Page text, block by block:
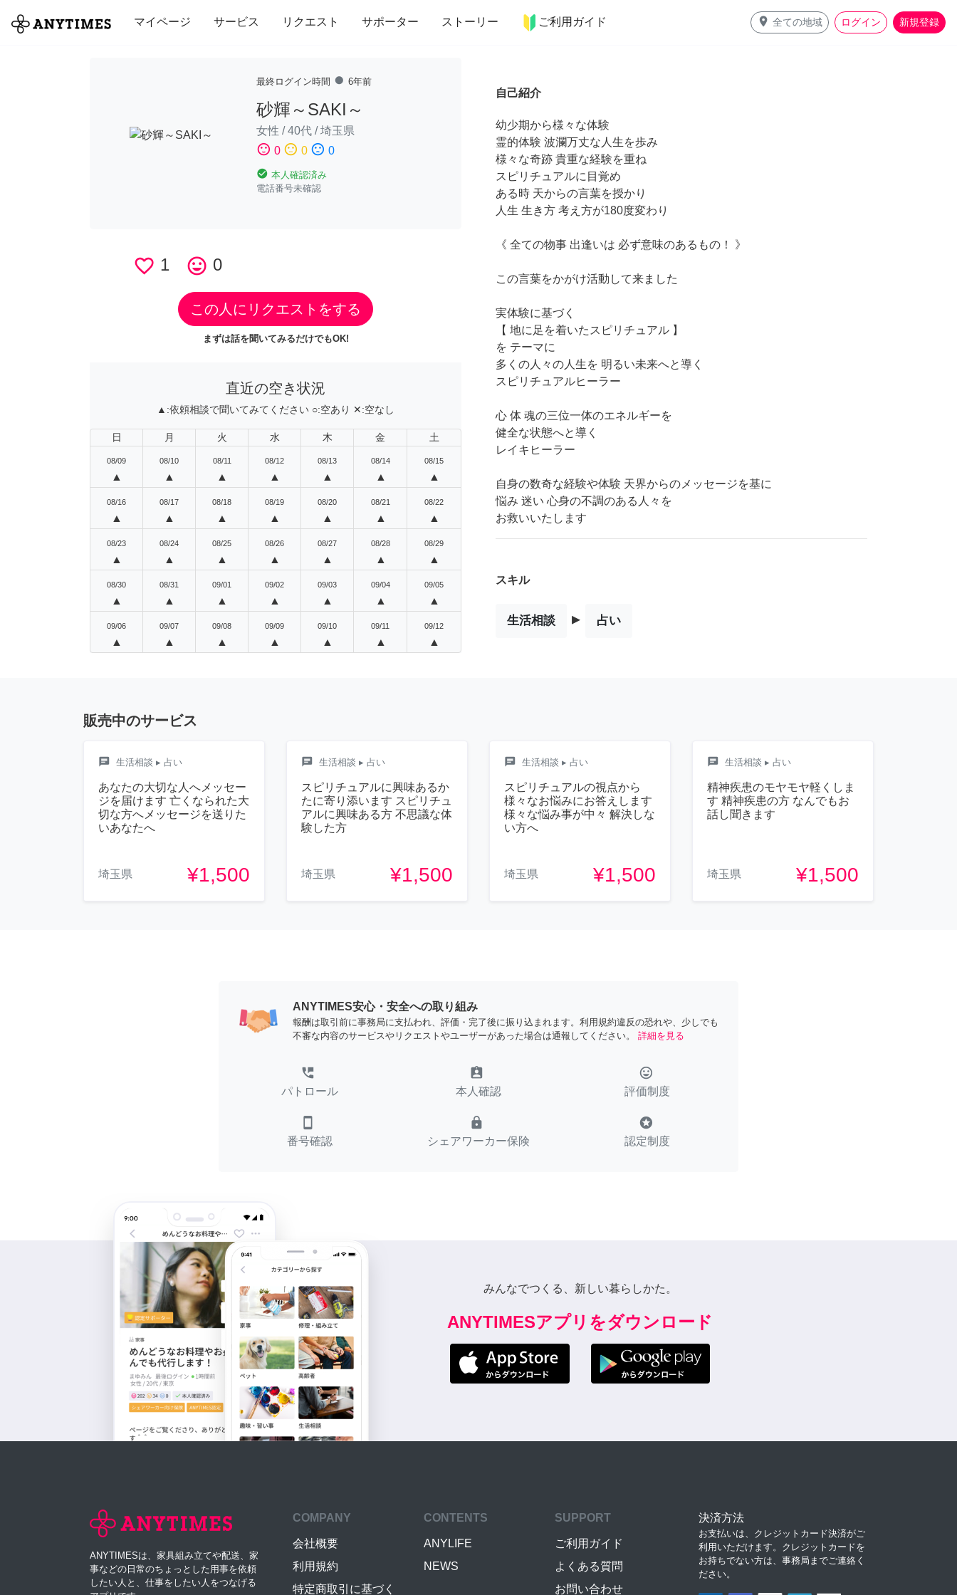
マイページ サービス リクエスト サポーター ストーリー ご利用ガイド place 全ての地域 ログイン 新規登録
全て 修理・組立 家事 引っ越し インテリア 趣味・習い事 ペット 料理
最終ログイン時間 fiber_manual_record 6年前
砂輝～SAKI～
女性 /40代 /埼玉県
sentiment_satisfied 0 sentiment_neutral 0 sentiment_dissatisfied 0
check_circle 本人確認済み
電話番号未確認
favorite_border 1 tag_faces 0
この人にリクエストをする
まずは話を聞いてみるだけでもOK!
直近の空き状況
▲:依頼相談で聞いてみてください ○:空あり ✕:空なし
日 月 火 水 木 金 土
08/09
▲
08/10
▲
08/11
▲
08/12
▲
08/13
▲
08/14
▲
08/15
▲
08/16
▲
08/17
▲
08/18
▲
08/19
▲
08/20
▲
08/21
▲
08/22
▲
08/23
▲
08/24
▲
08/25
▲
08/26
▲
08/27
▲
08/28
▲
08/29
▲
08/30
▲
08/31
▲
09/01
▲
09/02
▲
09/03
▲
09/04
▲
09/05
▲
09/06
▲
09/07
▲
09/08
▲
09/09
▲
09/10
▲
09/11
▲
09/12
▲
自己紹介
幼少期から様々な体験
霊的体験 波瀾万丈な人生を歩み
様々な奇跡 貴重な経験を重ね
スピリチュアルに目覚め
ある時 天からの言葉を授かり
人生 生き方 考え方が180度変わり
《 全ての物事 出逢いは 必ず意味のあるもの！ 》
この言葉をかがけ活動して来ました
実体験に基づく
【 地に足を着いたスピリチュアル 】
を テーマに
多くの人々の人生を 明るい未来へと導く
スピリチュアルヒーラー
心 体 魂の三位一体のエネルギーを
健全な状態へと導く
レイキヒーラー
自身の数奇な経験や体験 天界からのメッセージを基に
悩み 迷い 心身の不調のある人々を
お救いいたします
スキル
生活相談 ▸ 占い
販売中のサービス
chat 生活相談 ▸ 占い
あなたの大切な人へメッセー
ジを届けます 亡くなられた大
切な方へメッセージを送りた
いあなたへ
埼玉県 ¥1,500
chat 生活相談 ▸ 占い
スピリチュアルに興味あるか
たに寄り添います スピリチュ
アルに興味ある方 不思議な体
験した方
埼玉県 ¥1,500
chat 生活相談 ▸ 占い
スピリチュアルの視点から
様々なお悩みにお答えします
様々な悩み事が中々 解決しな
い方へ
埼玉県 ¥1,500
chat 生活相談 ▸ 占い
精神疾患のモヤモヤ軽くしま
す 精神疾患の方 なんでもお
話し聞きます
埼玉県 ¥1,500
ANYTIMES安心・安全への取り組み
報酬は取引前に事務局に支払われ、評価・完了後に振り込まれます。利用規約違反の恐れや、少しでも
不審な内容のサービスやリクエストやユーザーがあった場合は通報してください。
詳細を見る
perm_phone_msg
パトロール
assignment_ind
本人確認
tag_faces
評価制度
smartphone
番号確認
lock
シェアワーカー保険
stars
認定制度
みんなでつくる、新しい暮らしかた。
ANYTIMESアプリをダウンロード
ANYTIMESは、家具組み立てや配送、家
事などの日常のちょっとした用事を依頼
したい人と、仕事をしたい人をつなげる
COMPANY
会社概要
利用規約
特定商取引に基づく
CONTENTS
ANYLIFE
NEWS
SUPPORT
ご利用ガイド
よくある質問
お問い合わせ
決済方法
お支払いは、クレジットカード決済がご
利用いただけます。クレジットカードを
お持ちでない方は、事務局までご連絡く
ださい。